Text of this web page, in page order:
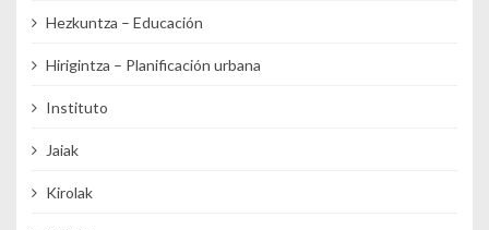
Hezkuntza – Educación
Hirigintza – Planificación urbana
Instituto
Jaiak
Kirolak